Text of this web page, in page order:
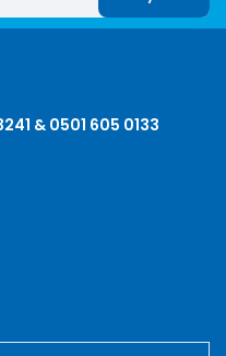
& 0501 605 0133